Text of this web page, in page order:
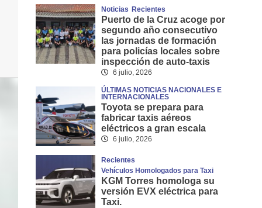
Noticias Recientes
Puerto de la Cruz acoge por
segundo año consecutivo
las jornadas de formación
para policías locales sobre
inspección de auto-taxis
6 julio, 2026
ÚLTIMAS NOTICIAS NACIONALES E
INTERNACIONALES
Toyota se prepara para
fabricar taxis aéreos
eléctricos a gran escala
6 julio, 2026
Recientes
Vehículos Homologados para Taxi
KGM Torres homologa su
versión EVX eléctrica para
Taxi.